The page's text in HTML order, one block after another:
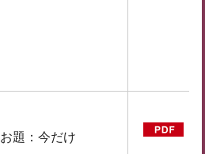
お題：今だけ